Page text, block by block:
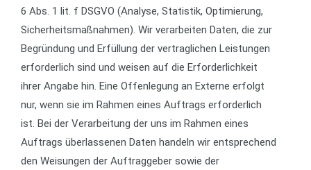
6 Abs. 1 lit. f DSGVO (Analyse, Statistik, Optimierung,
Sicherheitsmaßnahmen). Wir verarbeiten Daten, die zur
Begründung und Erfüllung der vertraglichen Leistungen
erforderlich sind und weisen auf die Erforderlichkeit
ihrer Angabe hin. Eine Offenlegung an Externe erfolgt
nur, wenn sie im Rahmen eines Auftrags erforderlich
ist. Bei der Verarbeitung der uns im Rahmen eines
Auftrags überlassenen Daten handeln wir entsprechend
den Weisungen der Auftraggeber sowie der